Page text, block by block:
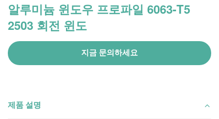
알루미늄 윈도우 프로파일 6063-T5
2503 회전 윈도
지금 문의하세요
제품 설명